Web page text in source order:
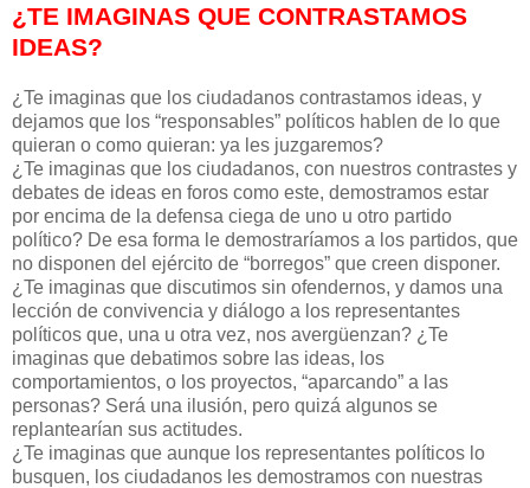
¿TE IMAGINAS QUE CONTRASTAMOS
IDEAS?
¿Te imaginas que los ciudadanos contrastamos ideas, y
dejamos que los “responsables” políticos hablen de lo que
quieran o como quieran: ya les juzgaremos?
¿Te imaginas que los ciudadanos, con nuestros contrastes y
debates de ideas en foros como este, demostramos estar
por encima de la defensa ciega de uno u otro partido
político? De esa forma le demostraríamos a los partidos, que
no disponen del ejército de “borregos” que creen disponer.
¿Te imaginas que discutimos sin ofendernos, y damos una
lección de convivencia y diálogo a los representantes
políticos que, una u otra vez, nos avergüenzan? ¿Te
imaginas que debatimos sobre las ideas, los
comportamientos, o los proyectos, “aparcando” a las
personas? Será una ilusión, pero quizá algunos se
replantearían sus actitudes.
¿Te imaginas que aunque los representantes políticos lo
busquen, los ciudadanos les demostramos con nuestras